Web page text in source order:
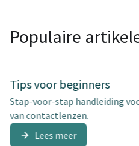
Populaire
Tips voor beginners
Stap-voor-stap handleiding
van contactlenzen.
Lees meer